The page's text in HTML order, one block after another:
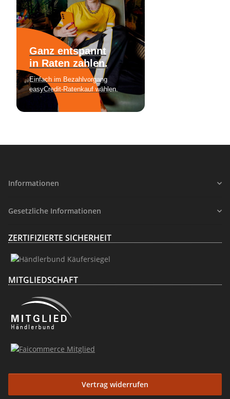
Informationen
Gesetzliche Informationen
ZERTIFIZIERTE SICHERHEIT
MITGLIEDSCHAFT
Vertrag widerrufen